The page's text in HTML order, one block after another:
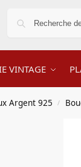
VINTAGE
Argent 925 /